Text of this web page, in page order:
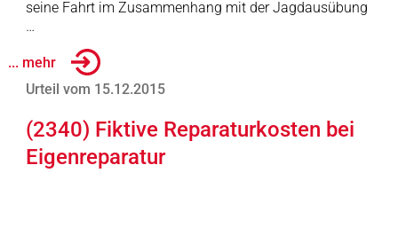
seine Fahrt im Zusammenhang mit der Jagdausübung
…
... mehr
Urteil vom 15.12.2015
(2340) Fiktive Reparaturkosten bei
Eigenreparatur